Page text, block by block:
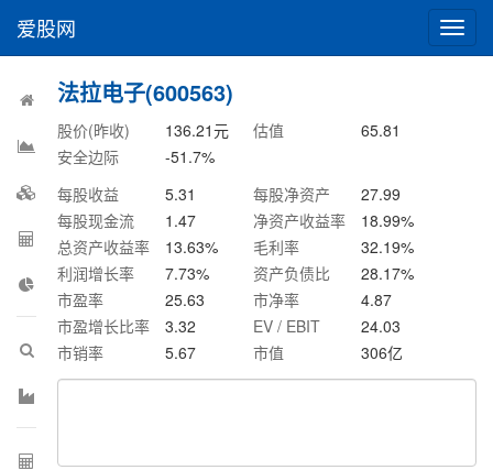
切
换
爱股网
法拉电子(600563)
股价(昨收) 136.21元 估值
65.81
安全边际
-51.7%
每股收益
5.31 每股净资产
27.99
每股现金流
1.47 净资产收益率 18.99%
总资产收益率
13.63% 毛利率 32.19%
利润增长率
7.73% 资产负债比 28.17%
市盈率
25.63 市净率
4.87
市盈增长比率
3.32 EV / EBIT
24.03
市销率
5.67 市值 306亿